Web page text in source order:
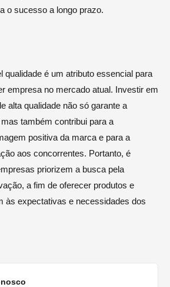
o sucesso a longo prazo.
qualidade é um atributo essencial para
empresa no mercado atual. Investir em
alta qualidade não só garante a
também contribui para a
positiva da marca e para a
aos concorrentes. Portanto, é
priorizem a busca pela
a fim de oferecer produtos e
às expectativas e necessidades dos